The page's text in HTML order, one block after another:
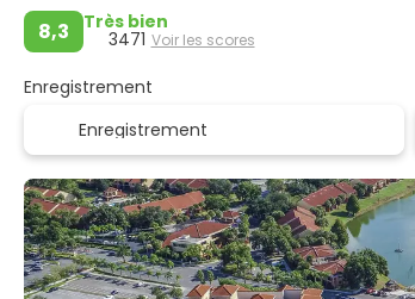
8,3 Très bien
3471 Voir les scores
Enregistrement